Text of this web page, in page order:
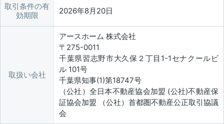
取引条件の有
効期限
2026年8月20日
取扱い会社
アースホーム 株式会社
〒275-0011
千葉県習志野市大久保２丁目1-1セナクールビ
ル 101号
千葉県知事(1)第18747号
（公社）全日本不動産協会加盟 (公社)不動産保
証協会加盟 （公社）首都圏不動産公正取引協議
会